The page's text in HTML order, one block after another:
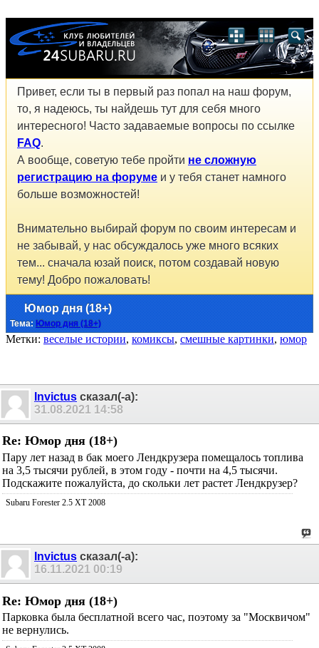
Привет, если ты в первый раз попал на наш форум,
то, я надеюсь, ты найдешь тут для себя много
интересного! Часто задаваемые вопросы по ссылке
FAQ.
А вообще, советую тебе пройти не сложную
регистрацию на форуме и у тебя станет намного
больше возможностей!
Внимательно выбирай форум по своим интересам и
не забывай, у нас обсуждалось уже много всяких
тем... сначала юзай поиск, потом создавай новую
тему! Добро пожаловать!
Юмор дня (18+)
Тема: Юмор дня (18+)
Метки: веселые истории, комиксы, смешные картинки, юмор
Invictus сказал(-а):
31.08.2021 14:58
Re: Юмор дня (18+)
Пару лет назад в бак моего Лендкрузера помещалось топлива
на 3,5 тысячи рублей, в этом году - почти на 4,5 тысячи.
Подскажите пожалуйста, до скольки лет растет Лендкрузер?
Subaru Forester 2.5 XT 2008
Invictus сказал(-а):
16.11.2021 00:19
Re: Юмор дня (18+)
Парковка была бесплатной всего час, поэтому за "Москвичом"
не вернулись.